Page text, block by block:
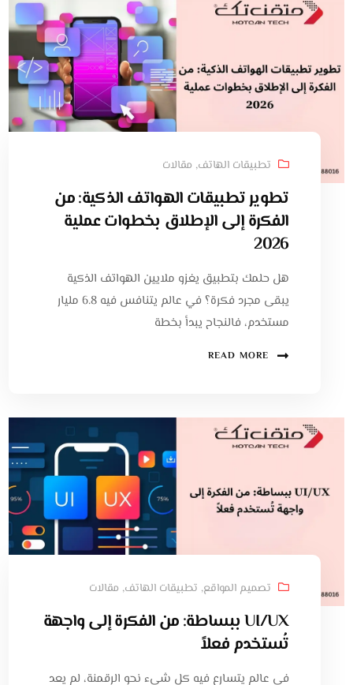
تطبيقات الهاتف, مقالات
تطوير تطبيقات الهواتف الذكية: من
الفكرة إلى الإطلاق بخطوات عملية
2026
هل حلمك بتطبيق يغزو ملايين الهواتف الذكية
يبقى مجرد فكرة؟ في عالم يتنافس فيه 6.8 مليار
مستخدم، فالنجاح يبدأ بخطة
READ MORE
تصميم المواقع, تطبيقات الهاتف, مقالات
UI/UX ببساطة: من الفكرة إلى واجهة
تُستخدم فعلاً
في عالم يتسارع فيه كل شيء نحو الرقمنة، لم يعد